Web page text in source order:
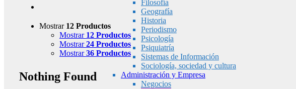
Filosofía
Geografía
Historia
Periodismo
Psicología
Psiquiatría
Sistemas de Información
Sociología, sociedad y cultura
Administración y Empresa
Negocios
Mostrar 12 Productos
Mostrar 12 Productos
Mostrar24 Productos
Mostrar36 Productos
Nothing Found